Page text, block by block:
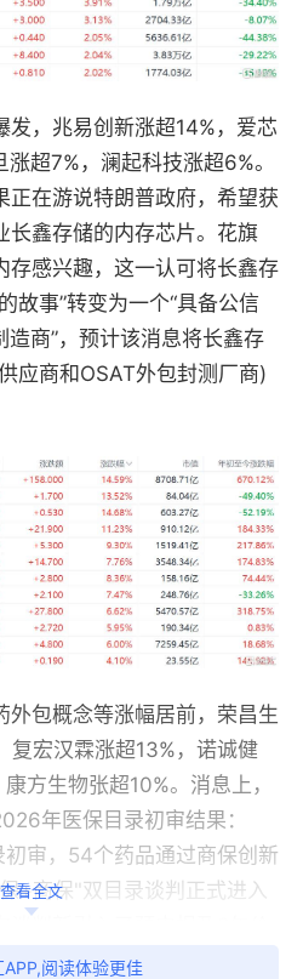
发，兆易创新涨超14%，爱芯
超7%，澜起科技涨超6%。
正在游说特朗普政府，希望获
长鑫存储的内存芯片。花旗
存感兴趣，这一认可将长鑫存
故事”转变为一个“具备公信
商”，预计该消息将长鑫存
应商和OSAT外包封测厂商)
外包概念等涨幅居前，荣昌生
复宏汉霖涨超13%，诺诚健
方生物张超10%。消息上，
年医保目录初审结果：
审，54个药品通过商保创新
+商保"双目录谈判正式进入
定了创新药企业的价格预期，
查看全文
阅读体验更佳